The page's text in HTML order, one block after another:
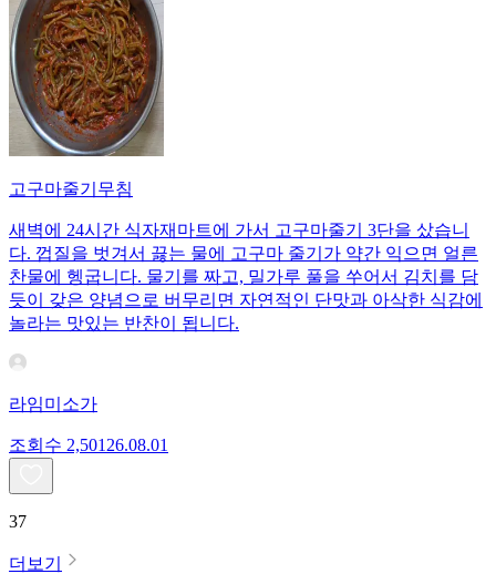
고구마줄기무침
새벽에 24시간 식자재마트에 가서 고구마줄기 3단을 샀습니
다. 껍질을 벗겨서 끓는 물에 고구마 줄기가 약간 익으면 얼른
찬물에 헹굽니다. 물기를 짜고, 밀가루 풀을 쑤어서 김치를 담
듯이 갖은 양념으로 버무리면 자연적인 단맛과 아삭한 식감에
놀라는 맛있는 반찬이 됩니다.
라임미소가
조회수 2,501 26.08.01
37
더보기